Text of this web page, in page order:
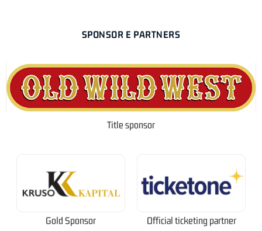
SPONSOR E PARTNERS
Title sponsor
Gold Sponsor Official ticketing partner